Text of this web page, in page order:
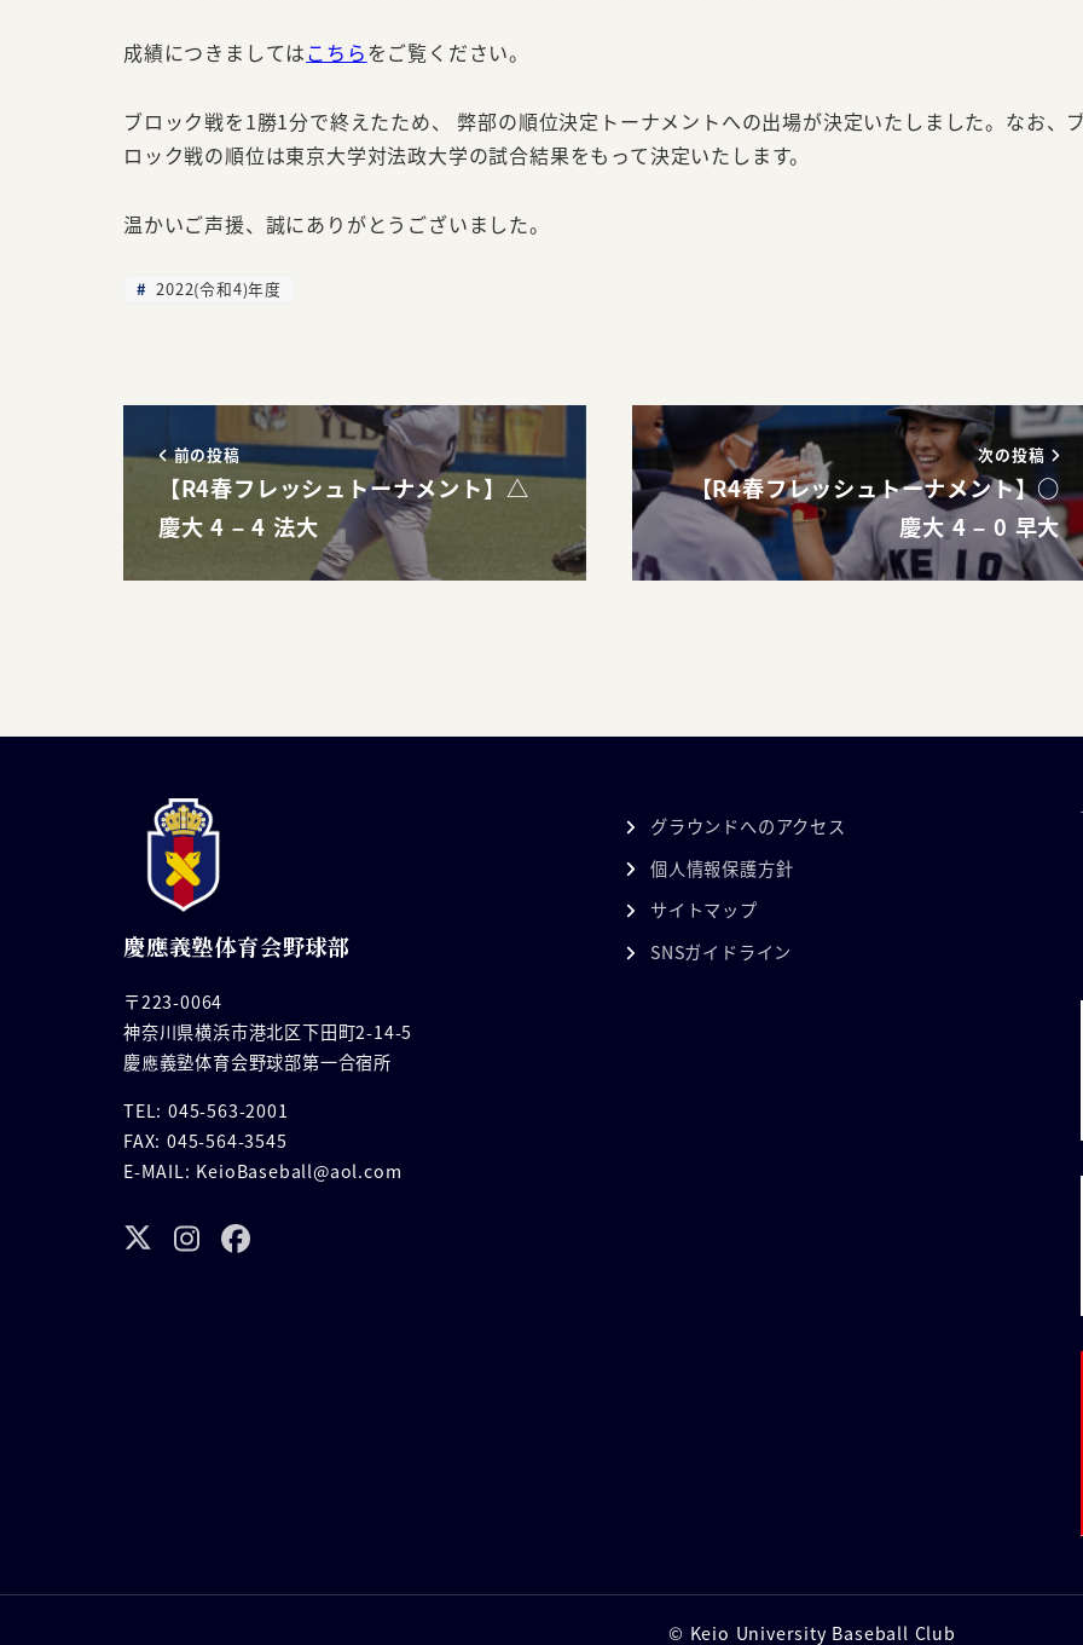
成績につきましてはこちらをご覧ください。
ブロック戦を1勝1分で終えたため、 弊部の順位決定トーナメントへの出場が決定いたしました。なお、
ロック戦の順位は東京大学対法政大学の試合結果をもって決定いたします。
温かいご声援、誠にありがとうございました。
2022(令和4)年度
前の投稿
【R4春フレッシュトーナメント】△
慶大 4 – 4 法大
次の投稿
【R4春フレッシュトーナメント】○
慶大 4 – 0 早大
慶應義塾体育会野球部
〒223-0064
神奈川県横浜市港北区下田町2-14-5
慶應義塾体育会野球部第一合宿所
TEL: 045-563-2001
FAX: 045-564-3545
E-MAIL: KeioBaseball@aol.com
グラウンドへのアクセス
個人情報保護方針
サイトマップ
SNSガイドライン
© Keio University Baseball Club